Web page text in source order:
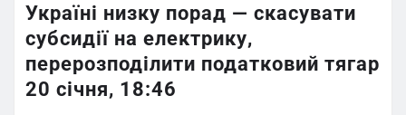
Україні низку порад — скасувати
субсидії на електрику,
перерозподілити податковий тягар
20 січня, 18:46